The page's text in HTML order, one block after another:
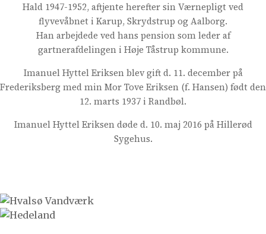
Hald 1947-1952, aftjente herefter sin Værnepligt ved
flyvevåbnet i Karup, Skrydstrup og Aalborg.
Han arbejdede ved hans pension som leder af
gartnerafdelingen i Høje Tåstrup kommune.
Imanuel Hyttel Eriksen blev gift d. 11. december på
Frederiksberg med min Mor Tove Eriksen (f. Hansen) født den
12. marts 1937 i Randbøl.
Imanuel Hyttel Eriksen døde d. 10. maj 2016 på Hillerød
Sygehus.